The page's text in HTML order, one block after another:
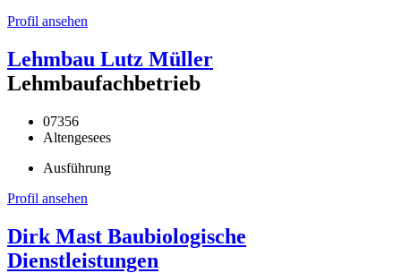
Profil ansehen
Lehmbau Lutz Müller
Lehmbaufachbetrieb
07356
Altengesees
Ausführung
Profil ansehen
Dirk Mast Baubiologische
Dienstleistungen